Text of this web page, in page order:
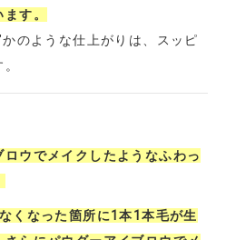
す。
のような仕上がりは、スッピ
ロウでメイクしたようなふわっ
くなった箇所に1本1本毛が生